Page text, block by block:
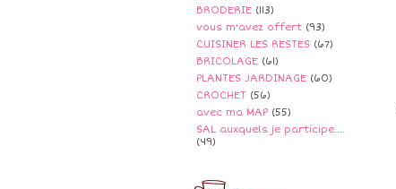
BRODERIE (113)
vous m'avez offert (93)
CUISINER LES RESTES (67)
BRICOLAGE (61)
PLANTES JARDINAGE (60)
CROCHET (56)
avec ma MAP (55)
SAL auxquels je participe....
(49)